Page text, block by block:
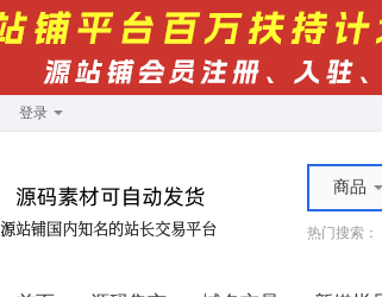
登录
商品
热门搜索：